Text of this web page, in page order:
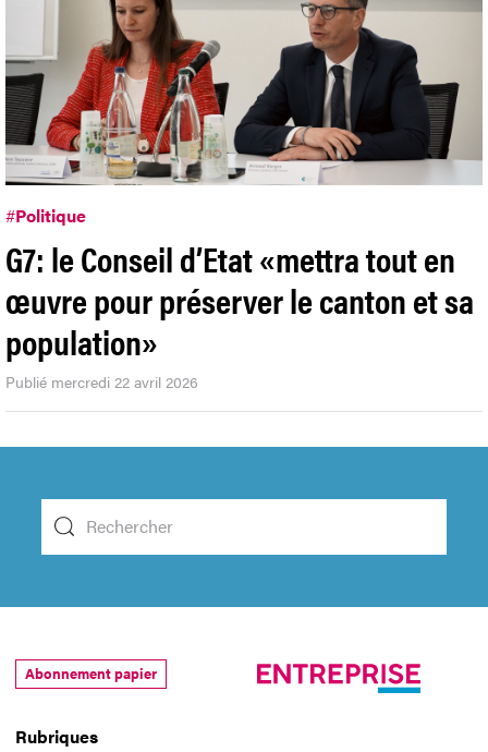
#Politique
G7: le Conseil d’Etat «mettra tout en
œuvre pour préserver le canton et sa
population»
Publié mercredi 22 avril 2026
Rubriques
Abonnement papier